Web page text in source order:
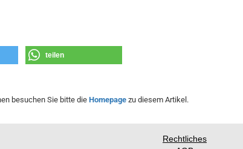
teilen
besuchen Sie bitte die Homepage zu diesem Artikel.
Rechtliches